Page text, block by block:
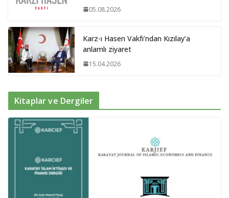
05.08.2026
Karz-ı Hasen Vakfı’ndan Kızılay’a
anlamlı ziyaret
15.04.2026
Kitaplar ve Dergiler